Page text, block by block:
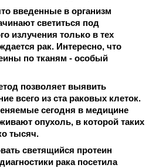
введенные в организм
светиться под
излучения только в тех
рак. Интересно, что
по тканям - особый
позволяет выявить
всего из ста раковых клеток.
сегодня в медицине
опухоль, в которой таких
тысяч.
светящийся протеин
рака посетила